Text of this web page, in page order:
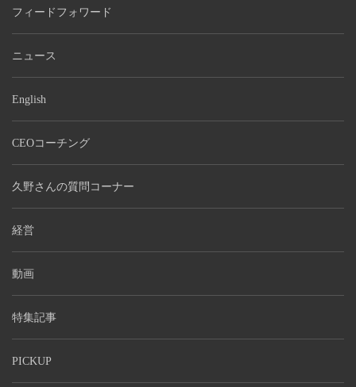
フィードフォワード
ニュース
English
CEOコーチング
久野さんの質問コーナー
経営
動画
特集記事
PICKUP